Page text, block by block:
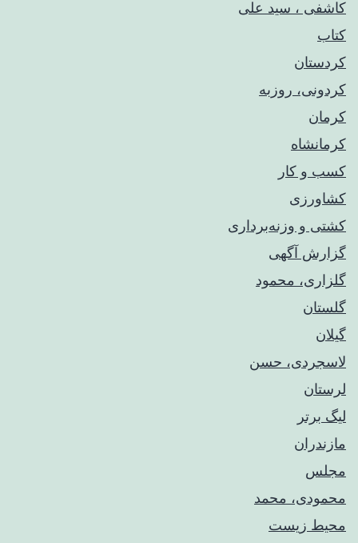
کاشفی ، سید علی
کتاب
کردستان
کردونی، روزبه
کرمان
کرمانشاه
کسب و کار
کشاورزی
کشتی و وزنه‌برداری
گزارش آگهی
گلزاری، محمود
گلستان
گیلان
لاسجردی، حسن
لرستان
لیگ برتر
مازندران
مجلس
محمودی، محمد
محیط زیست